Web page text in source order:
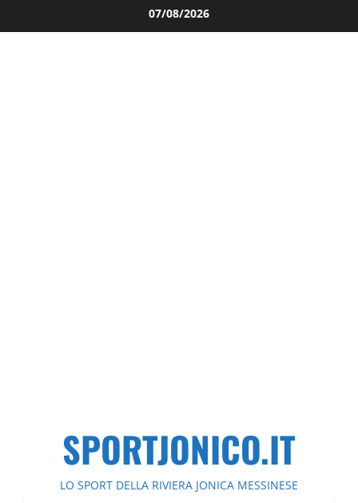
al
07/08/2026
SPORTJONICO.IT
LO SPORT DELLA RIVIERA JONICA MESSINESE